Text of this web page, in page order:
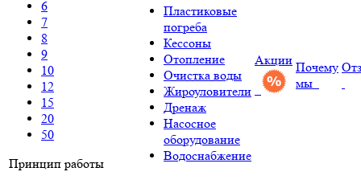
6
7
8
9
10
12
15
20
50
Принцип работы
Пластиковые
погреба
Кессоны
Отопление
Очистка воды
Жироуловители
Дренаж
Насосное
оборудование
Водоснабжение
Акции Почему
мы